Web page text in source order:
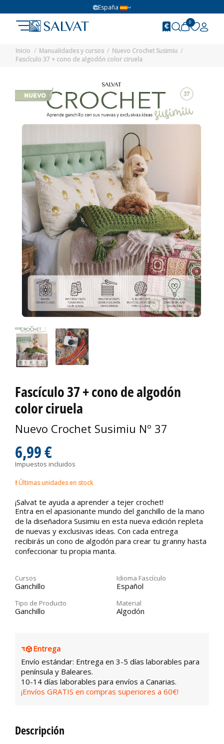
España
0
Inicio Manualidades y cursos
Nuevo Crochet Susimiu
Fascículo 37 + cono de algodón color ciruela
Fascículo 37 + cono de algodón
color ciruela
Nuevo Crochet Susimiu Nº 37
6,99 €
Impuestos incluidos
Últimas unidades en stock
¡Salvat te ayuda a aprender a tejer crochet!
Entra en el apasionante mundo del ganchillo de la mano
de la diseñadora Susimiu en esta nueva edición repleta
de nuevas y exclusivas ideas. Con cada entrega
recibirás un cono de algodón para crear tu granny hasta
confeccionar tu propia manta.
Cursos
Ganchillo
Idioma Fascículo
Español
Tipo de Producto
Ganchillo
Material
Algodón
Entrega
Envío estándar: Entrega en 3-5 días laborables para
península y Baleares.
10-14 días laborables para envíos a Canarias.
¡Envíos GRATIS en compras superiores a 60€!
Descripción